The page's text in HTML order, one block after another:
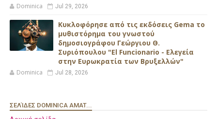
Dominica Jul 29, 2026
Κυκλοφόρησε από τις εκδόσεις Gema το
μυθιστόρημα του γνωστού
δημοσιογράφου Γεώργιου Θ.
Συριόπουλου "El Funcionario - Ελεγεία
στην Ευρωκρατία των Βρυξελλών"
Dominica Jul 28, 2026
ΣΕΛΊΔΕΣ DOMINICA AMAT...